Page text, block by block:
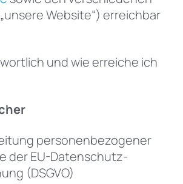
Website“) erreichbar
und wie erreiche ich
personenbezogener
der EU-Datenschutz-
(DSGVO)